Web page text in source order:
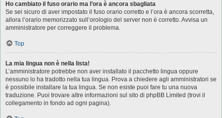
Ho cambiato il fuso orario ma l’ora è ancora sbagliata
Se sei sicuro di aver impostato il fuso orario corretto e l’ora è ancora scorretta,
allora l’orario memorizzato sull’orologio del server non è corretto. Avvisa un
amministratore per correggere il problema.
Top
La mia lingua non è nella lista!
L’amministratore potrebbe non aver installato il pacchetto lingua oppure
nessuno lo ha tradotto nella tua lingua. Prova a chiedere agli amministratori se
è possibile installare la tua lingua. Se non esiste puoi fare tu una nuova
traduzione. Puoi trovare altre informazioni sul sito di phpBB Limited (trovi il
collegamento in fondo ad ogni pagina).